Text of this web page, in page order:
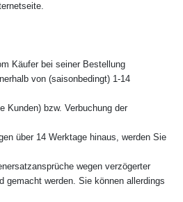
Käufer bei seiner Bestellung
von (saisonbedingt) 1-14
Kunden) bzw. Verbuchung der
über 14 Werktage hinaus, werden Sie
wegen verzögerter
gemacht werden. Sie können allerdings